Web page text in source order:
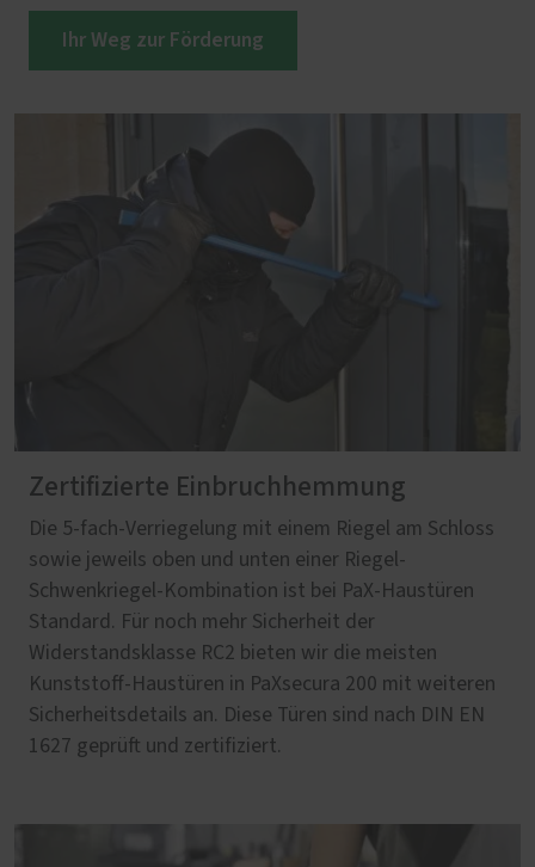
Ihr Weg zur Förderung
Zertifizierte Einbruchhemmung
Die 5-fach-Verriegelung mit einem Riegel am Schloss
sowie jeweils oben und unten einer Riegel-
Schwenkriegel-Kombination ist bei PaX-Haustüren
Standard. Für noch mehr Sicherheit der
Widerstandsklasse RC2 bieten wir die meisten
Kunststoff-Haustüren in PaXsecura 200 mit weiteren
Sicherheitsdetails an. Diese Türen sind nach DIN EN
1627 geprüft und zertifiziert.